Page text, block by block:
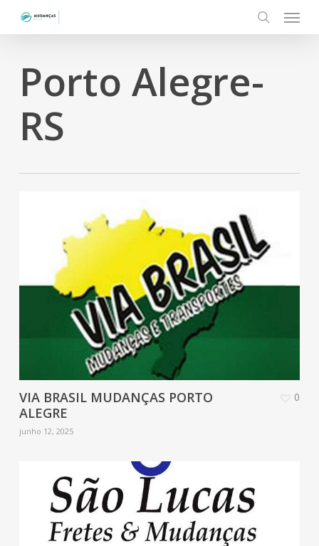
search
Menu
Porto Alegre-
RS
VIA BRASIL MUDANÇAS PORTO
ALEGRE
junho 12, 2025
0